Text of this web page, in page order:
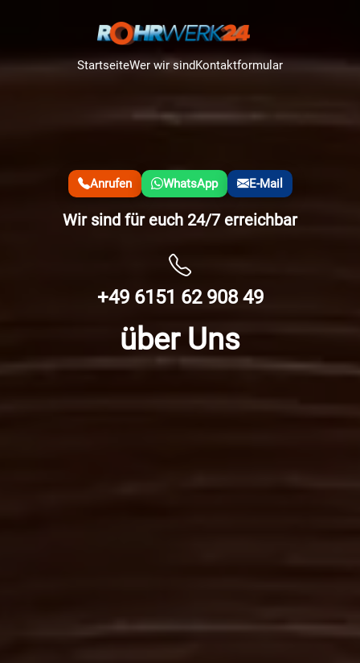
StartseiteWer wir sindKontaktformular
Anrufen WhatsApp E-Mail
Wir sind für euch 24/7 erreichbar
+49 6151 62 908 49
über Uns